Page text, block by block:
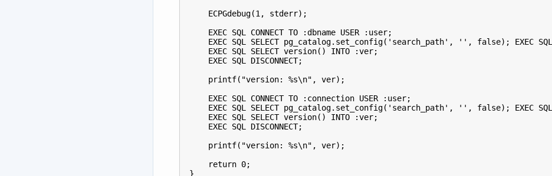
    ECPGdebug(1, stderr);
    EXEC SQL CONNECT TO :dbname USER :user;
EXEC SQL SELECT pg_catalog.set_config('search_path', '', false); EXEC
    EXEC SQL SELECT version() INTO :ver;
    EXEC SQL DISCONNECT;
    printf("version: %s\n", ver);
    EXEC SQL CONNECT TO :connection USER :user;
EXEC SQL SELECT pg_catalog.set_config('search_path', '', false); EXEC
    EXEC SQL SELECT version() INTO :ver;
    EXEC SQL DISCONNECT;
    printf("version: %s\n", ver);
    return 0;